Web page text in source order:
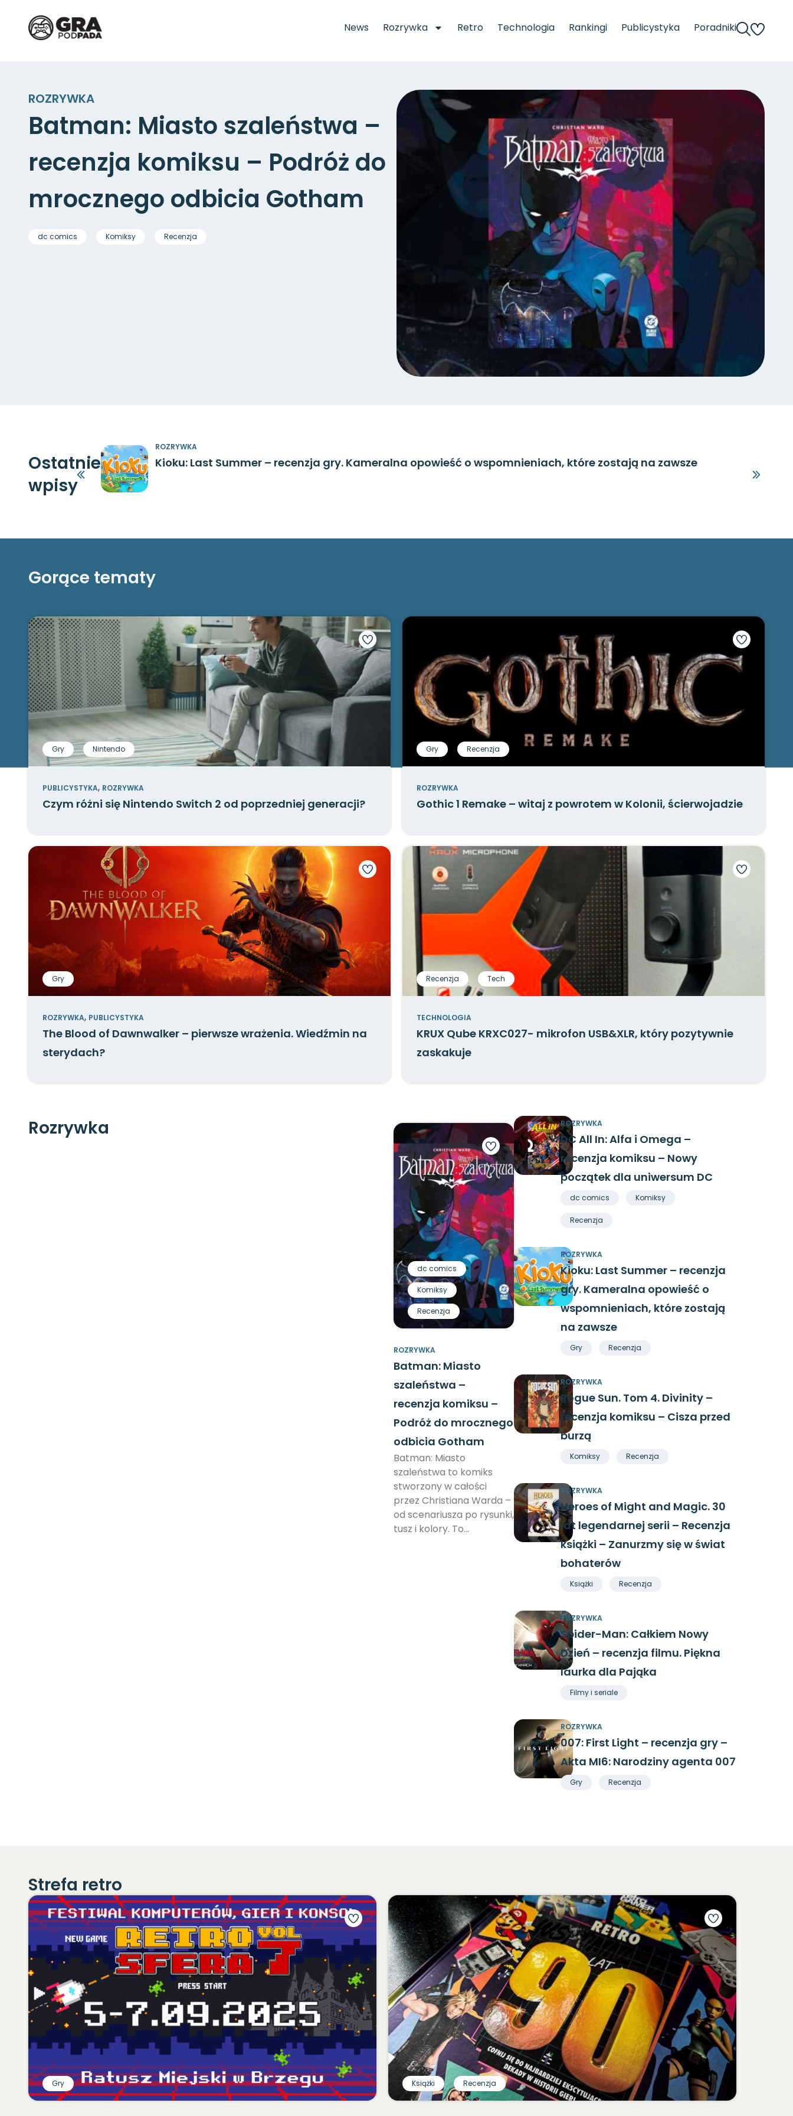
News Rozrywka Retro Technologia Rankingi Publicystyka Poradniki
ROZRYWKA
Batman: Miasto szaleństwa –
recenzja komiksu – Podróż do
mrocznego odbicia Gotham
dc comics Komiksy Recenzja
Ostatnie
wpisy
ROZRYWKA
Kioku: Last Summer – recenzja gry. Kameralna opowieść o wspomnieniach, które zostają na zawsze
Gorące tematy
Gry Nintendo
PUBLICYSTYKA, ROZRYWKA
Czym różni się Nintendo Switch 2 od poprzedniej generacji?
Gry Recenzja
ROZRYWKA
Gothic 1 Remake – witaj z powrotem w Kolonii, ścierwojadzie
Gry
ROZRYWKA, PUBLICYSTYKA
The Blood of Dawnwalker – pierwsze wrażenia. Wiedźmin na
sterydach?
Recenzja Tech
TECHNOLOGIA
KRUX Qube KRXC027- mikrofon USB&XLR, który pozytywnie
zaskakuje
Rozrywka
dc comics
Komiksy
Recenzja
ROZRYWKA
Batman: Miasto
szaleństwa –
recenzja komiksu –
Podróż do mrocznego
odbicia Gotham
Batman: Miasto
szaleństwa to komiks
stworzony w całości
przez Christiana Warda –
od scenariusza po rysunki,
tusz i kolory. To…
ROZRYWKA
DC All In: Alfa i Omega –
recenzja komiksu – Nowy
początek dla uniwersum DC
dc comics Komiksy
Recenzja
ROZRYWKA
Kioku: Last Summer – recenzja
gry. Kameralna opowieść o
wspomnieniach, które zostają
na zawsze
Gry Recenzja
ROZRYWKA
Rogue Sun. Tom 4. Divinity –
recenzja komiksu – Cisza przed
burzą
Komiksy Recenzja
ROZRYWKA
Heroes of Might and Magic. 30
lat legendarnej serii – Recenzja
książki – Zanurzmy się w świat
bohaterów
Książki Recenzja
ROZRYWKA
Spider-Man: Całkiem Nowy
Dzień – recenzja filmu. Piękna
laurka dla Pająka
Filmy i seriale
ROZRYWKA
007: First Light – recenzja gry –
Akta MI6: Narodziny agenta 007
Gry Recenzja
Strefa retro
Gry Książki Recenzja